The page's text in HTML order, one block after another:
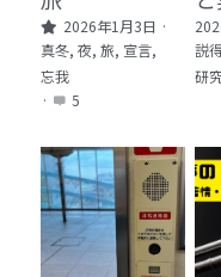
❓FAQ
📮ASK（無料読者
📚 100冊の「
1 クレーム・
ログイン/ 登録
検索
2026年1月3日 ·
真冬, 夜, 旅, 宣言,
忘我
·
5
説
研